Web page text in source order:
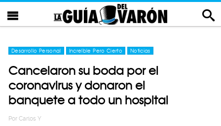
Desarrollo Personal Increíble Pero Cierto Noticias
Cancelaron su boda por el
coronavirus y donaron el
banquete a todo un hospital
Por Carlos Y